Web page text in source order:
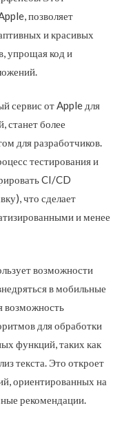
позволяет
и красивых
упрощая код и
сервис от Apple для
станет более
для разработчиков.
тестирования и
CI/CD
что сделает
и менее
возможности
в мобильные
возможность
для обработки
функций, таких как
текста. Это откроет
ориентированных на
рекомендации.